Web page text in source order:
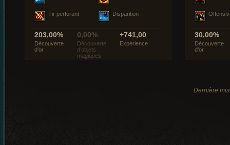
Tir perforant Disparition
203,00%
Découverte
d’or
0,00%
Découverte
d’objets
magiques
+741,00
Expérience
30,00%
Découverte
d’or
Dernière